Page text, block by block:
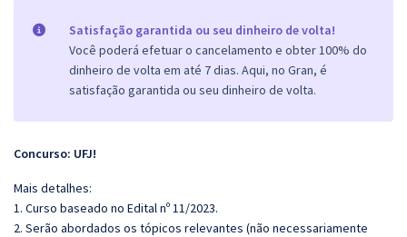
Satisfação garantida ou seu dinheiro de volta!
Você poderá efetuar o cancelamento e obter 100% do
dinheiro de volta em até 7 dias. Aqui, no Gran, é
satisfação garantida ou seu dinheiro de volta.
Concurso: UFJ!
Mais detalhes:
1. Curso baseado no Edital nº 11/2023.
2. Serão abordados os tópicos relevantes (não necessariamente